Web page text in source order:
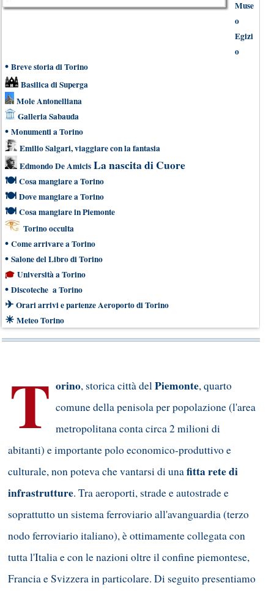
Muse
o
Egizi
o
• Breve storia di Torino
Basilica di Superga
Mole Antonelliana
Galleria Sabauda
• Monumenti a Torino
Emilio Salgari, viaggiare con la fantasia
Edmondo De Amicis La nascita di Cuore
🍽 Cosa mangiare a Torino
🍽 Dove mangiare a Torino
🍽 Cosa mangiare in Piemonte
Torino occulta
• Come arrivare a Torino
• Salone del Libro di Torino
🎓 Università a Torino
• Discoteche a Torino
✈ Orari arrivi e partenze Aeroporto di Torino
☀ Meteo Torino
T orino, storica città delPiemonte, quarto
comune della penisola per popolazione (l'area
metropolitana conta circa 2 milioni di
abitanti) e importante polo economico-produttivo e
culturale, non poteva che vantarsi di unafitta rete di
infrastrutture. Tra aeroporti, strade e autostrade e
soprattutto un sistema ferroviario all'avanguardia (terzo
nodo ferroviario italiano), è ottimamente collegata con
tutta l'Italia e con le nazioni oltre il confine piemontese,
Francia e Svizzera in particolare. Di seguito presentiamo